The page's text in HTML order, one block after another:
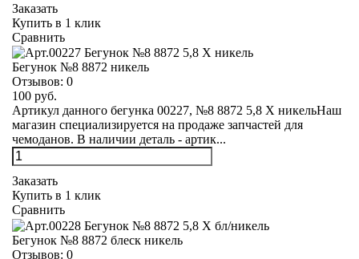
Заказать
Купить в 1 клик
Сравнить
Бегунок №8 8872 никель
Отзывов: 0
100 руб.
Артикул данного бегунка 00227, №8 8872 5,8 Х никельНаш
магазин специализируется на продаже запчастей для
чемоданов. В наличии деталь - артик...
Заказать
Купить в 1 клик
Сравнить
Бегунок №8 8872 блеск никель
Отзывов: 0